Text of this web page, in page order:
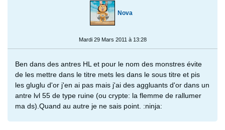
Nova
Mardi 29 Mars 2011 à 13:28
Ben dans des antres HL et pour le nom des monstres évite
de les mettre dans le titre mets les dans le sous titre et pis
les gluglu d'or j'en ai pas mais j'ai des aggluants d'or dans un
antre lvl 55 de type ruine (ou crypte: la flemme de rallumer
ma ds).Quand au autre je ne sais point. :ninja: